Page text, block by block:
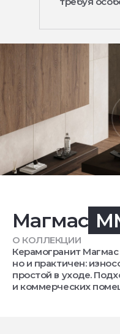
Магмас
О КОЛЛЕКЦИИ
Керамогранит
но и практичен:
простой в уходе.
и коммерческих